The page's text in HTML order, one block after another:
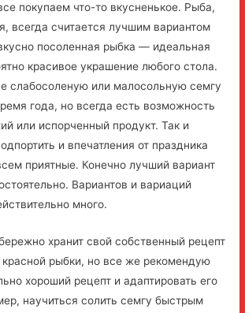
покупаем что-то вкусненькое. Рыба,
всегда считается лучшим вариантом
посоленная рыбка — идеальная
красивое украшение любого стола.
слабосоленую или малосольную семгу
года, но всегда есть возможность
или испорченный продукт. Так и
и впечатления от праздника
приятные. Конечно лучший вариант
Вариантов и вариаций
много.
хранит свой собственный рецепт
красной рыбки, но все же рекомендую
хороший рецепт и адаптировать его
научиться солить семгу быстрым